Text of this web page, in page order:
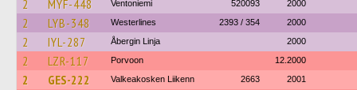
2 MYF-448 Ventoniemi 520093 2000
2 LYB-348 Westerlines 2393 / 354 2000
2 IYL-287 Åbergin Linja 2000
2 LZR-117 Porvoon 12.2000
2 GES-222 Valkeakosken Liikenn 2663 2001